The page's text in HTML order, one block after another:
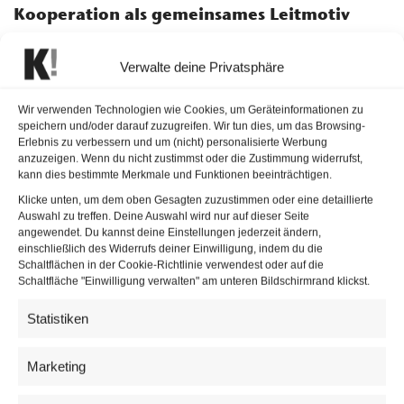
Verwalte deine Privatsphäre
Wir verwenden Technologien wie Cookies, um Geräteinformationen zu
speichern und/oder darauf zuzugreifen. Wir tun dies, um das Browsing-
Erlebnis zu verbessern und um (nicht) personalisierte Werbung
anzuzeigen. Wenn du nicht zustimmst oder die Zustimmung widerrufst,
kann dies bestimmte Merkmale und Funktionen beeinträchtigen.
Klicke unten, um dem oben Gesagten zuzustimmen oder eine detaillierte
Auswahl zu treffen. Deine Auswahl wird nur auf dieser Seite
angewendet. Du kannst deine Einstellungen jederzeit ändern,
einschließlich des Widerrufs deiner Einwilligung, indem du die
Schaltflächen in der Cookie-Richtlinie verwendest oder auf die
Schaltfläche "Einwilligung verwalten" am unteren Bildschirmrand klickst.
Statistiken
Marketing
Kooperation als gemeinsames Leitmotiv
Inhaltlich dominierte vor allem die Frage, wie sich der
österreichische Medienstandort gegenüber internationalen
Druck behaupten kann. Ingrid Thurnher sprach sich dabei
für stärkere Kooperationen zwischen Medienhäusern aus
und brachte erneut eine Wiederbelebung gemeinsamer
Video-Plattformenzwischen ORF und Verlagen ins Spiel.